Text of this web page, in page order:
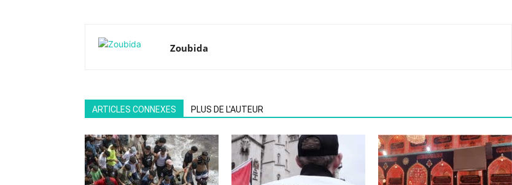
Zoubida
ARTICLES CONNEXES PLUS DE L'AUTEUR